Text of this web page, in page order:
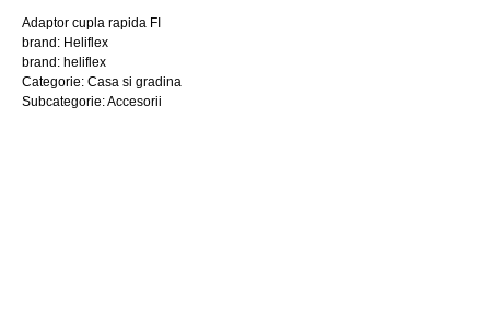
Adaptor cupla rapida FI
brand: Heliflex
brand: heliflex
Categorie: Casa si gradina
Subcategorie: Accesorii